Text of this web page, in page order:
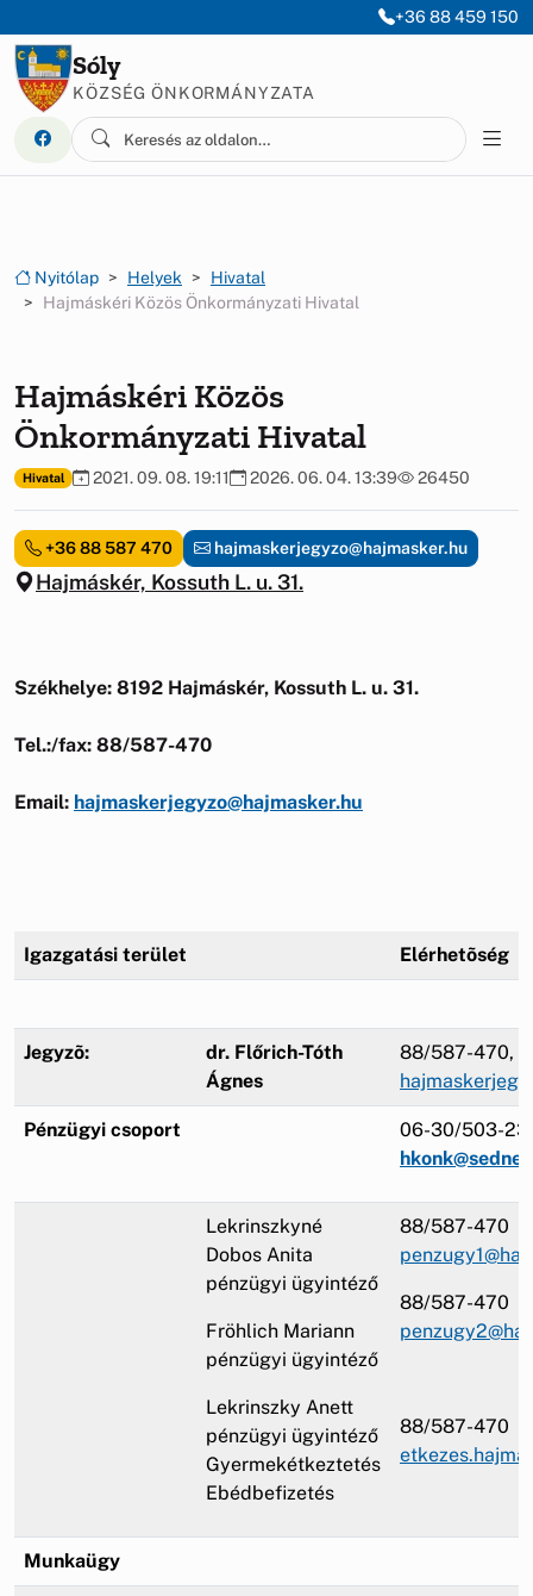
+36 88 459 150
Sóly
KÖZSÉG ÖNKORMÁNYZATA
Nyitólap Helyek
Hivatal
Hajmáskéri Közös Önkormányzati Hivatal
Hajmáskéri Közös
Önkormányzati Hivatal
Hivatal 2021. 09. 08. 19:11 2026. 06. 04. 13:39 26450
Hajmáskér, Kossuth L. u. 31.
+36 88 587 470 hajmaskerjegyzo@hajmasker.hu
Székhelye: 8192 Hajmáskér, Kossuth L. u. 31.
Tel.:/fax: 88/587-470
Email: hajmaskerjegyzo@hajmasker.hu
Igazgatási terület Elérhetõség
Jegyzõ:
dr. Flőrich-Tóth
Ágnes
88/587-470,
Pénzügyi csoport
06-30/503-
Lekrinszkyné
Dobos Anita
pénzügyi ügyintéző
Fröhlich Mariann
pénzügyi ügyintéző
Lekrinszky Anett
pénzügyi ügyintéző
Gyermekétkeztetés
Ebédbefizetés
88/587-470
88/587-470
88/587-470
Munkaügy